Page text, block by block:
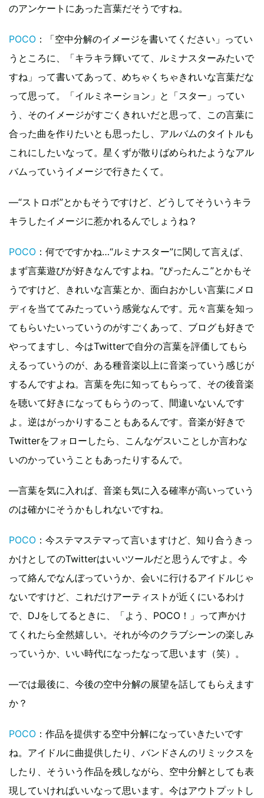
のアンケートにあった言葉だそうですね。
POCO ：「空中分解のイメージを書いてください」ってい
うところに、「キラキラ輝いてて、ルミナスターみたいで
すね」って書いてあって、めちゃくちゃきれいな言葉だな
って思って。「イルミネーション」と「スター」ってい
う、そのイメージがすごくきれいだと思って、この言葉に
合った曲を作りたいとも思ったし、アルバムのタイトルも
これにしたいなって。星くずが散りばめられたようなアル
バムっていうイメージで行きたくて。
―“ストロボ”とかもそうですけど、どうしてそういうキラ
キラしたイメージに惹かれるんでしょうね？
POCO ：何でですかね…“ルミナスター”に関して言えば、
まず言葉遊びが好きなんですよね。“ぴったんこ”とかもそ
うですけど、きれいな言葉とか、面白おかしい言葉にメロ
ディを当ててみたっていう感覚なんです。元々言葉を知っ
てもらいたいっていうのがすごくあって、ブログも好きで
やってますし、今はTwitterで自分の言葉を評価してもら
えるっていうのが、ある種音楽以上に音楽っていう感じが
するんですよね。言葉を先に知ってもらって、その後音楽
を聴いて好きになってもらうのって、間違いないんです
よ。逆はがっかりすることもあるんです。音楽が好きで
Twitterをフォローしたら、こんなゲスいことしか言わな
いのかっていうこともあったりするんで。
―言葉を気に入れば、音楽も気に入る確率が高いっていう
のは確かにそうかもしれないですね。
POCO ：今ステマステマって言いますけど、知り合うきっ
かけとしてのTwitterはいいツールだと思うんですよ。今
って絡んでなんぼっていうか、会いに行けるアイドルじゃ
ないですけど、これだけアーティストが近くにいるわけ
で、DJをしてるときに、「よう、POCO！」って声かけ
てくれたら全然嬉しい。それが今のクラブシーンの楽しみ
っていうか、いい時代になったなって思います（笑）。
―では最後に、今後の空中分解の展望を話してもらえます
か？
POCO ：作品を提供する空中分解になっていきたいです
ね。アイドルに曲提供したり、バンドさんのリミックスを
したり、そういう作品を残しながら、空中分解としても表
現していければいいなって思います。今はアウトプットし